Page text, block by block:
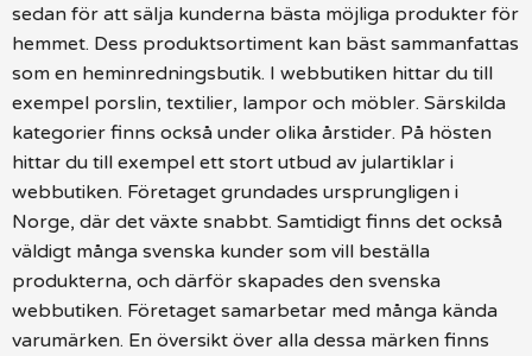
sedan för att sälja kunderna bästa möjliga produkter för
hemmet. Dess produktsortiment kan bäst sammanfattas
som en heminredningsbutik. I webbutiken hittar du till
exempel porslin, textilier, lampor och möbler. Särskilda
kategorier finns också under olika årstider. På hösten
hittar du till exempel ett stort utbud av julartiklar i
webbutiken. Företaget grundades ursprungligen i
Norge, där det växte snabbt. Samtidigt finns det också
väldigt många svenska kunder som vill beställa
produkterna, och därför skapades den svenska
webbutiken. Företaget samarbetar med många kända
varumärken. En översikt över alla dessa märken finns